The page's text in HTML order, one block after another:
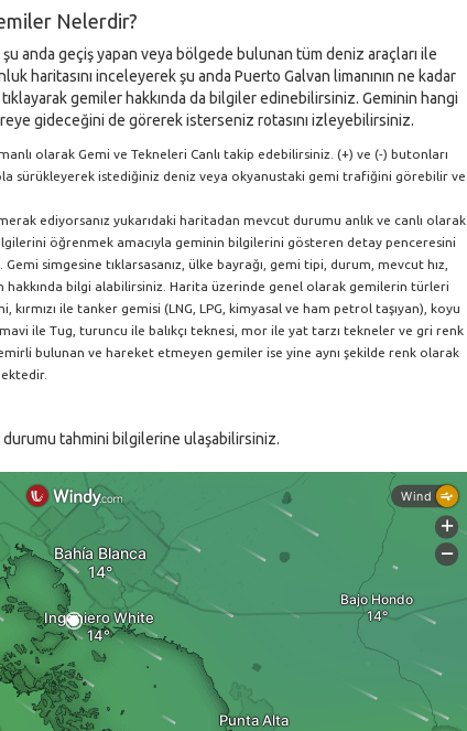
Nelerdir?
anda geçiş yapan veya bölgede bulunan tüm deniz araçları ile
haritasını inceleyerek şu anda Puerto Galvan limanının ne kadar
gemiler hakkında da bilgiler edinebilirsiniz. Geminin hangi
gideceğini de görerek isterseniz rotasını izleyebilirsiniz.
olarak Gemi ve Tekneleri Canlı takip edebilirsiniz. (+) ve (-) butonları
sürükleyerek istediğiniz deniz veya okyanustaki gemi trafiğini görebilir ve
ediyorsanız yukarıdaki haritadan mevcut durumu anlık ve canlı olarak
öğrenmek amacıyla geminin bilgilerini gösteren detay penceresini
simgesine tıklarsasanız, ülke bayrağı, gemi tipi, durum, mevcut hız,
hakkında bilgi alabilirsiniz. Harita üzerinde genel olarak gemilerin türleri
ile tanker gemisi (LNG, LPG, kimyasal ve ham petrol taşıyan), koyu
ile Tug, turuncu ile balıkçı teknesi, mor ile yat tarzı tekneler ve gri renk
bulunan ve hareket etmeyen gemiler ise yine aynı şekilde renk olarak
durumu tahmini bilgilerine ulaşabilirsiniz.